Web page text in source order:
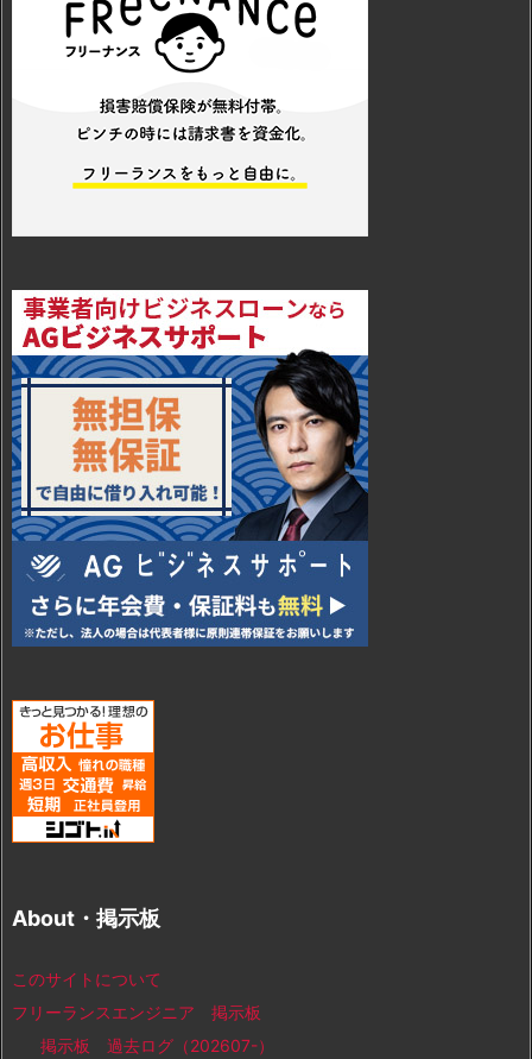
About・掲示板
このサイトについて
フリーランスエンジニア 掲示板
掲示板 過去ログ（202607-）